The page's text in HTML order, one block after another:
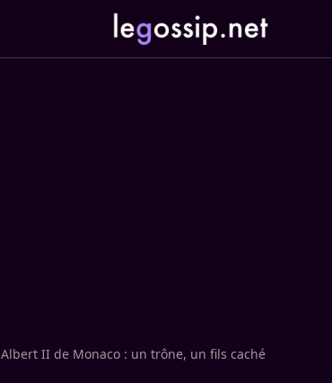
Albert II de Monaco : un trône, un fils caché